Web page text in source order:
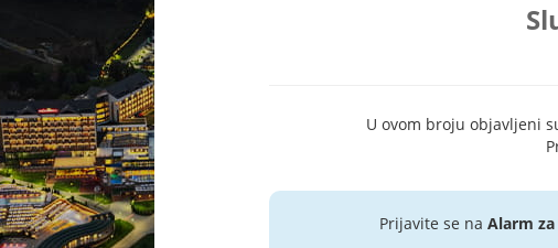
U ovom broju objavljeni
Prijavite se na Alarm